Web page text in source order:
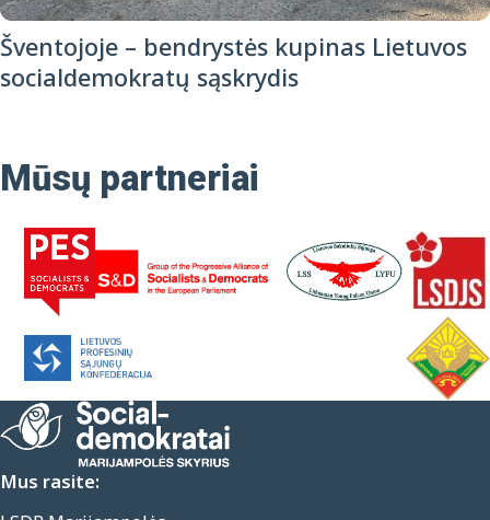
Šventojoje – bendrystės kupinas Lietuvos
socialdemokratų sąskrydis
Mūsų partneriai
Mus rasite: